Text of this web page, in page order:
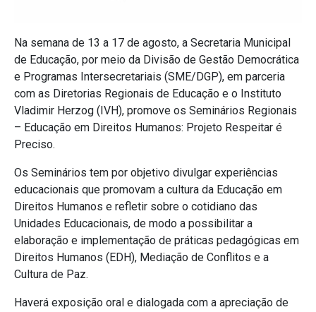
Na semana de 13 a 17 de agosto, a Secretaria Municipal
de Educação, por meio da Divisão de Gestão Democrática
e Programas Intersecretariais (SME/DGP), em parceria
com as Diretorias Regionais de Educação e o Instituto
Vladimir Herzog (IVH), promove os Seminários Regionais
– Educação em Direitos Humanos: Projeto Respeitar é
Preciso.
Os Seminários tem por objetivo divulgar experiências
educacionais que promovam a cultura da Educação em
Direitos Humanos e refletir sobre o cotidiano das
Unidades Educacionais, de modo a possibilitar a
elaboração e implementação de práticas pedagógicas em
Direitos Humanos (EDH), Mediação de Conflitos e a
Cultura de Paz.
Haverá exposição oral e dialogada com a apreciação de